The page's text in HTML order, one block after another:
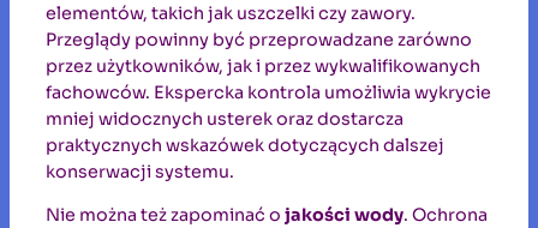
elementów, takich jak uszczelki czy zawory.
Przeglądy powinny być przeprowadzane zarówno
przez użytkowników, jak i przez wykwalifikowanych
fachowców. Ekspercka kontrola umożliwia wykrycie
mniej widocznych usterek oraz dostarcza
praktycznych wskazówek dotyczących dalszej
konserwacji systemu.
Nie można też zapominać o jakości wody. Ochrona